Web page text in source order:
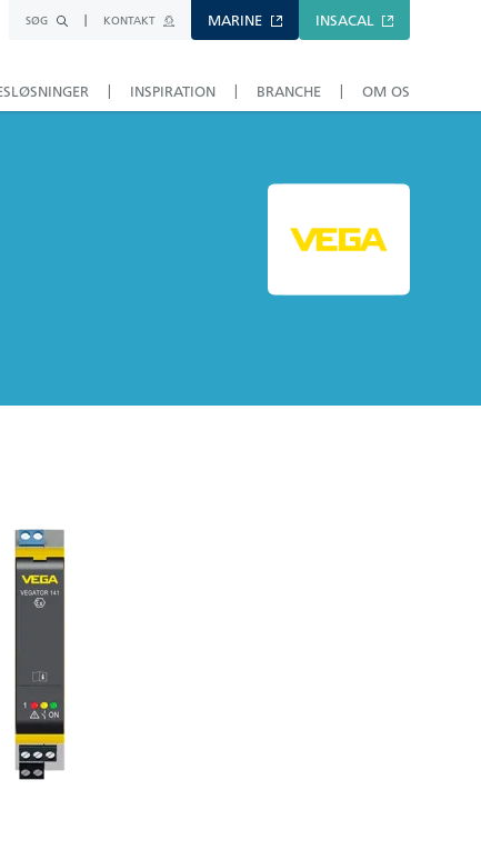
SØG KONTAKT MARINE INSACAL
INSPIRATION BRANCHE OM OS